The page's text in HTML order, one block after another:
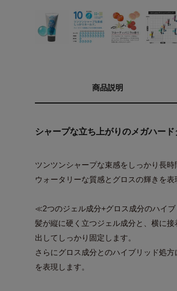
商品説明
シャープな立ち上がりのメガハード
ツンツンシャープな束感をしっかり長時
ウォータリーな質感とグロスの輝きを表
≪2つのジェル成分+グロス成分のハイ
髪が縦に硬く立つジェル成分と、横に
出してしっかり固定します。
さらにグロス成分とのハイブリッド処
を表現します。